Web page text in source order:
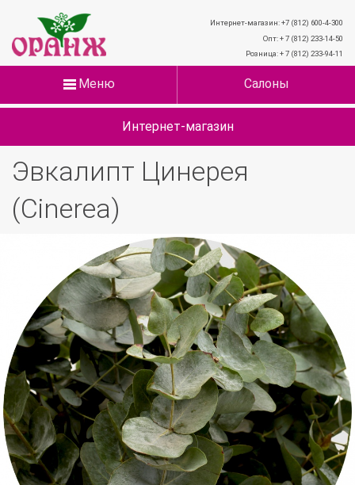
Интернет-магазин: +7 (812) 600-4-300
Опт: + 7 (812) 233-14-50
Розница: + 7 (812) 233-94-11
Меню Салоны
Интернет-магазин
Эвкалипт Цинерея
(Cinerea)